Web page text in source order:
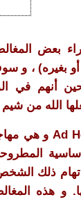
بعض
بغيره) ، و
أنهم في
الله من
و هي
ذلك
هذه